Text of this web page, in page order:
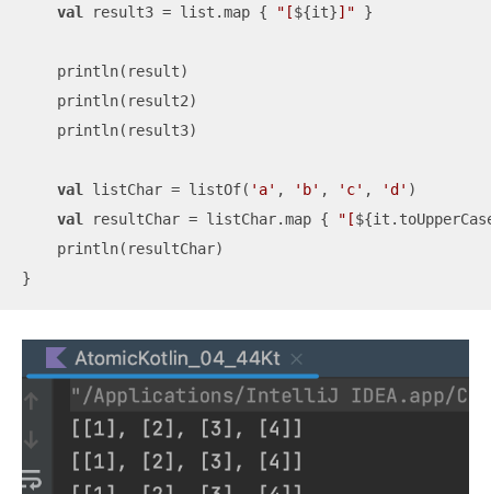
val
result3 = list.map { "[${it}]" }
    println(result)
    println(result2)
    println(result3)
val listChar = listOf( 'a' , 'b' , 'c' , 'd' )
val
resultChar = listChar.map { "[
    println(resultChar)
}